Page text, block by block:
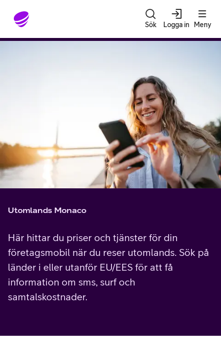
Gå till sidans innehåll
Sök Logga in Meny
Utomlands Monaco
Här hittar du priser och tjänster för din
företagsmobil när du reser utomlands. Sök på
länder i eller utanför EU/EES för att få
information om sms, surf och
samtalskostnader.